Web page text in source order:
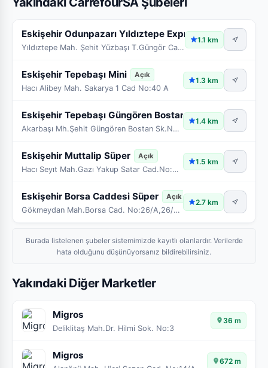
Eskişehir Odunpazarı Yıldıztepe Express Açık
Yıldıztepe Mah. Şehit Yüzbaşı T.Güngör Cad. No:68/A
1.1 km
Eskişehir Tepebaşı Mini Açık
Hacı Alibey Mah. Sakarya 1 Cad No:40 A
1.3 km
Eskişehir Tepebaşı Güngören Bostan Sk Mi Açık
Akarbaşı Mh.Şehit Güngören Bostan Sk.No:13/A Odunp
1.4 km
Eskişehir Muttalip Süper Açık
Hacı Seyıt Mah.Gazı Yakup Satar Cad.No:67 Tepebası
1.5 km
Eskişehir Borsa Caddesi Süper Açık
Gökmeydan Mah.Borsa Cad. No:26/A,26/B,26/C Odunpaz
2.7 km
Burada listelenen şubeler sistemimizde kayıtlı olanlardır. Verilerde
hata olduğunu düşünüyorsanız bildirebilirsiniz.
Yakındaki Diğer Marketler
Migros
Deliklitaş Mah.Dr. Hilmi Sok. No:3
36 m
Migros
672 m